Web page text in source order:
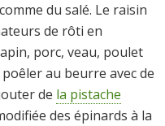
du salé. Le raisin
de rôti en
porc, veau, poulet
au beurre avec de
de la pistache
des épinards à la